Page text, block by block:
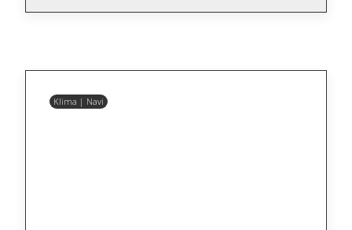
Klima | Navi